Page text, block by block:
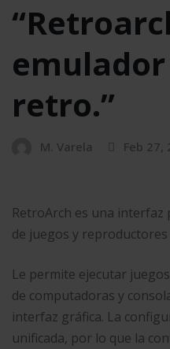
retro.”
M. Varela Feb 27,
RetroArch es una
de juegos y
Le permite ejecutar
de computadoras y
interfaz gráfica. La
unificada, por lo que la